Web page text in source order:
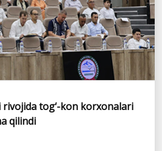
tog‘-kon korxonalari
qilindi